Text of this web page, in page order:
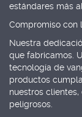
estándares más
Compromiso con
Nuestra
que fabricamos.
tecnología de
productos
nuestros
peligrosos.